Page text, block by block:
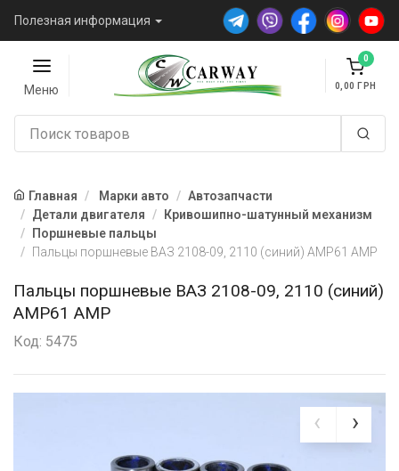
Полезная информация
Меню
0
0,00
Главная Марки авто
Автозапчасти
Детали двигателя
Кривошипно-шатунный механизм
Поршневые пальцы
Пальцы поршневые ВАЗ 2108-09, 2110 (синий) АМP61 AMP
Пальцы поршневые ВАЗ 2108-09, 2110 (синий)
АМP61 AMP
Код: 5475